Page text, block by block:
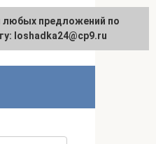
любых предложений по
loshadka24@cp9.ru